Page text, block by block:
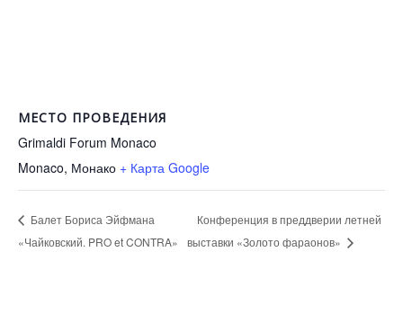
МЕСТО ПРОВЕДЕНИЯ
Grimaldi Forum Monaco
Monaco, Монако + Карта Google
Балет Бориса Эйфмана
«Чайковский. PRO et CONTRA»
Конференция в преддверии летней
выставки «Золото фараонов»